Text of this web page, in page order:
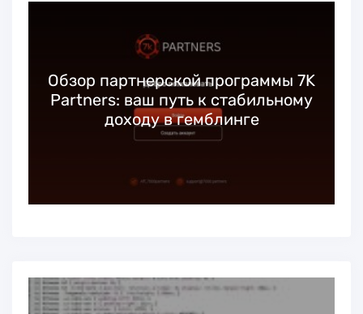
Обзор партнерской программы 7K
Partners: ваш путь к стабильному
доходу в гемблинге